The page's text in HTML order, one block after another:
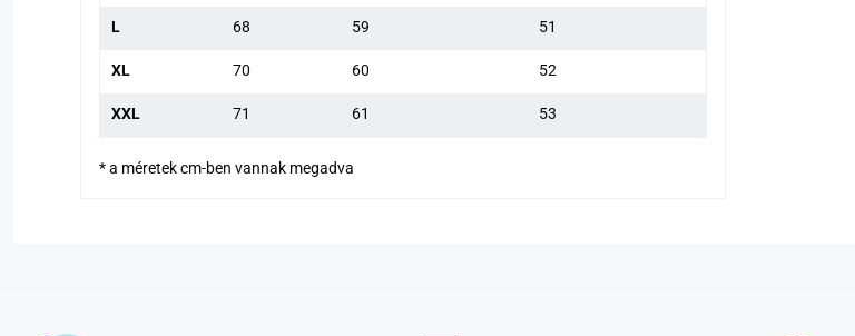
L 68 59 51
XL 70 60 52
XXL 71 61 53
* a méretek cm-ben vannak megadva